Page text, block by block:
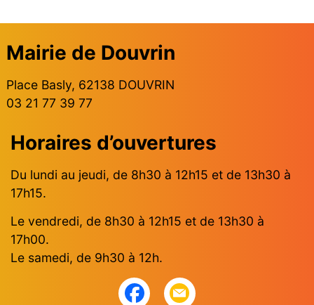
Mairie de Douvrin
Place Basly, 62138 DOUVRIN
03 21 77 39 77
Horaires d’ouvertures
Du lundi au jeudi, de 8h30 à 12h15 et de 13h30 à
17h15.
Le vendredi, de 8h30 à 12h15 et de 13h30 à
17h00.
Le samedi, de 9h30 à 12h.